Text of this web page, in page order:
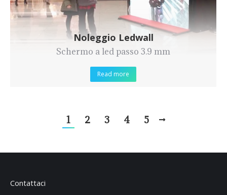
Noleggio Ledwall
Schermo a led passo 3.9 mm
Read more
1 2 3 4 5
Contattaci